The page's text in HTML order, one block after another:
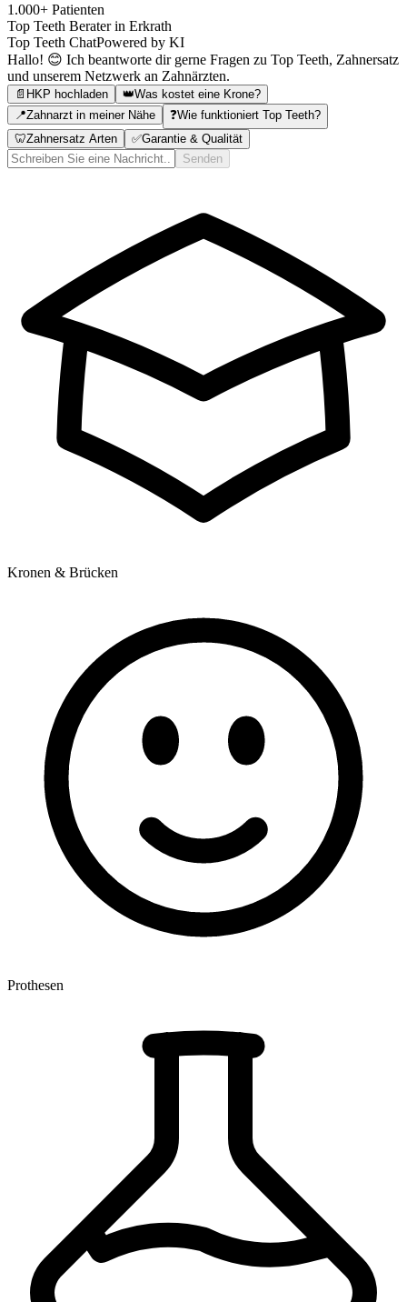
1.000+ Patienten
Top Teeth Berater in Erkrath
Top Teeth ChatPowered by KI
Hallo! 😊 Ich beantworte dir gerne Fragen zu Top Teeth, Zahnersatz
und unserem Netzwerk an Zahnärzten.
📄 HKP hochladen 👑Was kostet eine Krone?
📍Zahnarzt in meiner Nähe ❓Wie funktioniert Top Teeth?
🦷Zahnersatz Arten ✅Garantie & Qualität
Senden
Kronen & Brücken
Prothesen